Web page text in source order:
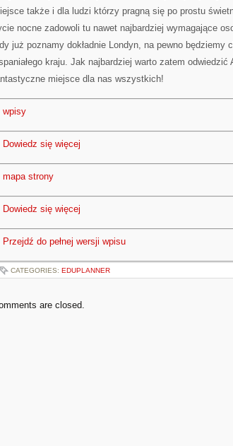
także i dla ludzi którzy pragną się po prostu
nocne zadowoli tu nawet najbardziej wymagające
już poznamy dokładnie Londyn, na pewno będziemy
kraju. Jak najbardziej warto zatem
miejsce dla nas wszystkich!
wpisy
Dowiedz się więcej
mapa strony
Dowiedz się więcej
Przejdź do pełnej wersji wpisu
CATEGORIES: EDUPLANNER
are closed.